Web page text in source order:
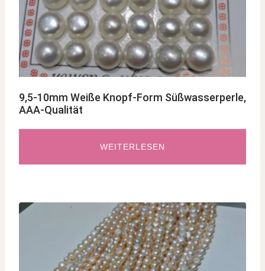
9,5-10mm Weiße Knopf-Form Süßwasserperle,
AAA-Qualität
WEITERLESEN